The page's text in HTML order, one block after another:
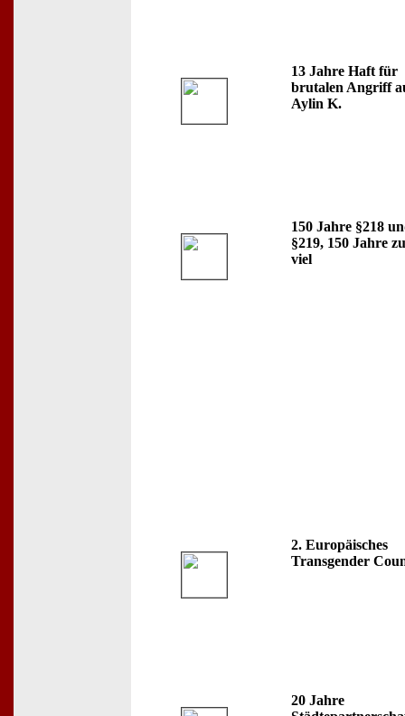
13 Jahre Haft für
brutalen Angriff
Aylin K.
150 Jahre §218
§219, 150 Jahre zu
viel
2. Europäisches
Transgender
20 Jahre